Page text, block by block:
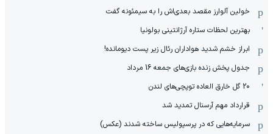
خولین آلوارز مقصد بعدی‌اش را به سیمئونه گفت
بهترین لحظات ستاره آرژانتینی بولونیا
ابراز خشم شدید هواداران رئال زیر پست دیومانده!
جدول پخش زنده بازی‌های جمعه 16 مرداد
20 گل خارق العاده توپچی‌های لندن
قرارداد مهم آرسنال تمدید شد
سرمایه‌هایی که در پرسپولیس ساخته شدند (عکس)